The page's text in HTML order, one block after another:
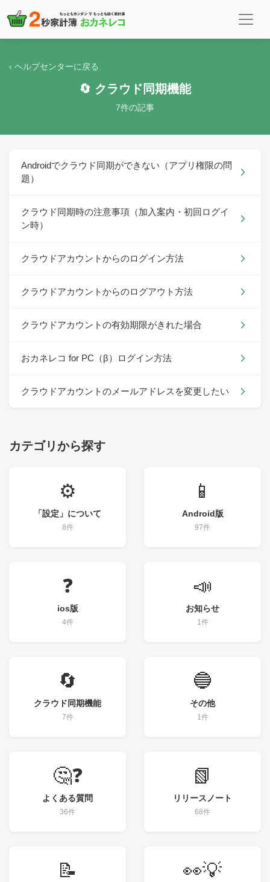
‹ ヘルプセンターに戻る
🔄 クラウド同期機能
7件の記事
Androidでクラウド同期ができない（アプリ権限の問
題）
クラウド同期時の注意事項（加入案内・初回ログイ
ン時）
クラウドアカウントからのログイン方法
クラウドアカウントからのログアウト方法
クラウドアカウントの有効期限がきれた場合
おカネレコ for PC（β）ログイン方法
クラウドアカウントのメールアドレスを変更したい
カテゴリから探す
⚙️
「設定」について
8件
📱
Android版
97件
❓
ios版
4件
📣
お知らせ
1件
🔄
クラウド同期機能
7件
🔵
その他
1件
🤔❓
よくある質問
36件
📗
リリースノート
68件
📝 👀💡